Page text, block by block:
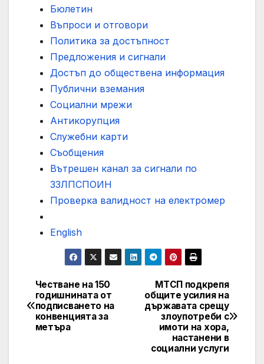
Бюлетин
Въпроси и отговори
Политика за достъпност
Предложения и сигнали
Достъп до обществена информация
Публични вземания
Социални мрежи
Антикорупция
Служебни карти
Съобщения
Вътрешен канал за сигнали по
ЗЗЛПСПОИН
Проверка валидност на електромер
English
Post
navigation
МТСП подкрепя
общите усилия на
държавата срещу
злоупотреби с
имоти на хора,
настанени в
социални услуги
Честванe на 150
годишнината от
подписването на
конвенцията за
метъра